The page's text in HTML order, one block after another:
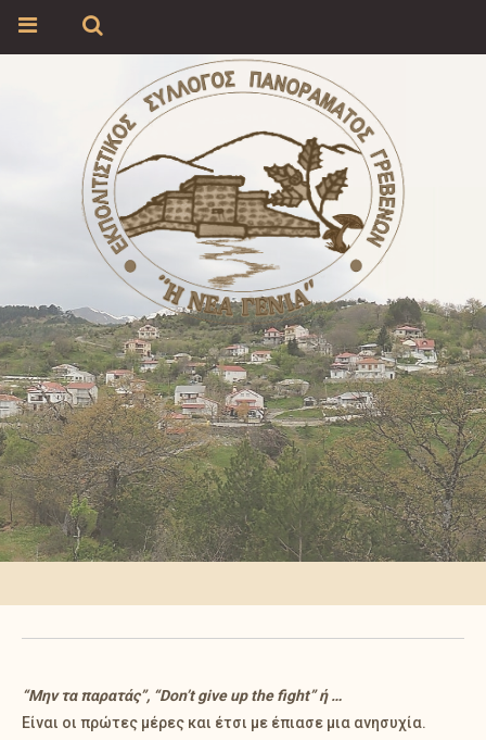
“Μην τα παρατάς”, “Don’t give up the fight” ή …
Είναι οι πρώτες μέρες και έτσι με έπιασε μια ανησυχία.